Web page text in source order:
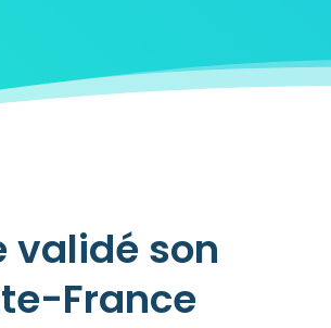
validé son
France